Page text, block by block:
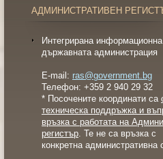
АДМИНИСТРАТИВЕН
Интегрирана
държавната администрация
E-mail: ras@government.bg
Телефон: +359 2 940 29 32
* Посочените координати са
техническа поддръжка и
връзка с работата на
регистър. Те не са връзка с
конкретна административна